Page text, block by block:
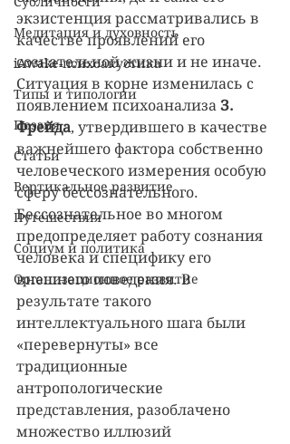
Медитация и духовность
iAwake-психоакустика
Типы и типологии
Поэзия
Статьи
Вертикальное развитие
Путешествия
Социум и политика
Организационное развитие
экзистенция рассматривались в
качестве проявлений его
сознательной жизни и не иначе.
Ситуация в корне изменилась с
появлением психоанализа З.
Фрейда, утвердившего в качестве
важнейшего фактора собственно
человеческого измерения особую
сферу бессознательного.
Бессознательное во многом
предопределяет работу сознания
человека и специфику его
внешнего поведения. В
результате такого
интеллектуального шага были
«перевернуты» все
традиционные
антропологические
представления, разоблачено
множество иллюзий